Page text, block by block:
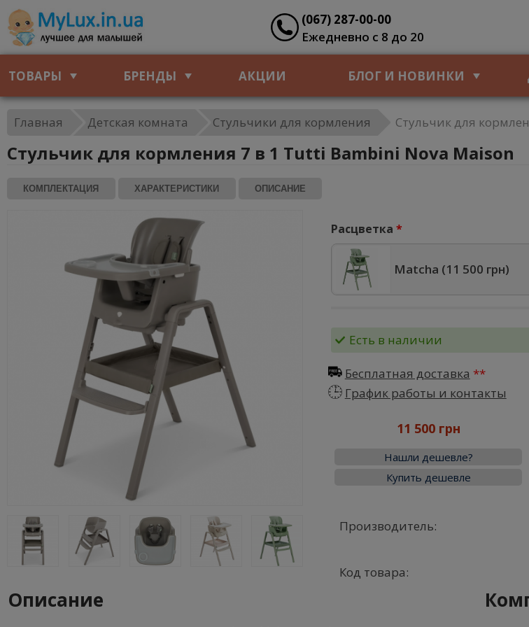
(067) 287-00-00
Ежедневно с 8 до 20
ТОВАРЫ БРЕНДЫ АКЦИИ БЛОГ И НОВИНКИ
Главная Детская комната Стульчики для кормления Стульчик для
Стульчик для кормления 7 в 1 Tutti Bambini Nova Maison
КОМПЛЕКТАЦИЯ ХАРАКТЕРИСТИКИ ОПИСАНИЕ
Расцветка
Matcha (11 500 грн)
Есть в наличии
Бесплатная доставка
График работы и контакты
11 500 грн
Нашли дешевле?
Купить дешевле
Производитель:
Код товара:
Описание